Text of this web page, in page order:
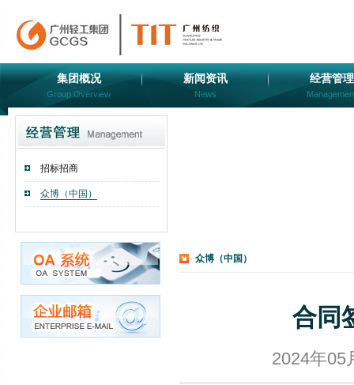
集团概况
Group Overview
新闻资讯
News
经营管理
招标招商
众博（中国）
众博（中国）
合同
2024年05